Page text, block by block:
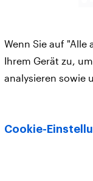
Neue
Wenn Sie auf
Ihrem Gerät zu,
analysieren sowie
Cookie-